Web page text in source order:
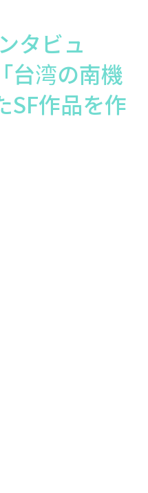
タビュ
台湾の南機
SF作品を作